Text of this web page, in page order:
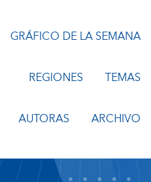
GRÁFICO DE LA SEMANA
REGIONES TEMAS
AUTORAS ARCHIVO